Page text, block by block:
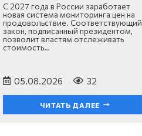
С 2027 года в России заработает
новая система мониторинга цен на
продовольствие. Соответствующий
закон, подписанный президентом,
позволит властям отслеживать
стоимость…
05.08.2026 32
ЧИТАТЬ ДАЛЕЕ